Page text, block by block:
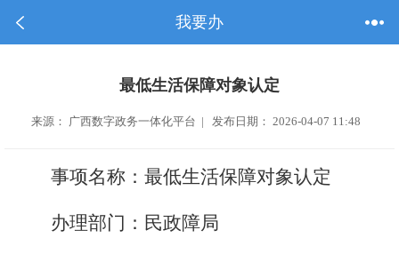
我要办
最低生活保障对象认定
来源： 广西数字政务一体化平台 | 发布日期： 2026-04-07 11:48
事项名称： 最低生活保障对象认定
办理部门： 民政障局